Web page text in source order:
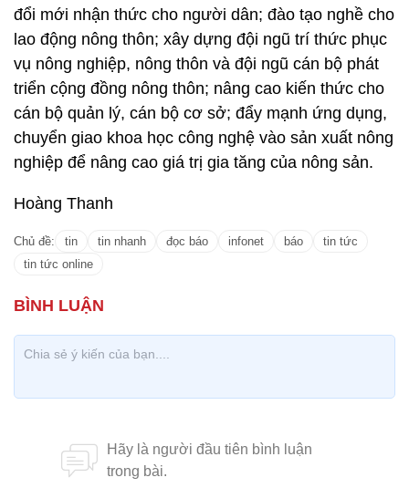
đổi mới nhận thức cho người dân; đào tạo nghề cho
lao động nông thôn; xây dựng đội ngũ trí thức phục
vụ nông nghiệp, nông thôn và đội ngũ cán bộ phát
triển cộng đồng nông thôn; nâng cao kiến thức cho
cán bộ quản lý, cán bộ cơ sở; đẩy mạnh ứng dụng,
chuyển giao khoa học công nghệ vào sản xuất nông
nghiệp để nâng cao giá trị gia tăng của nông sản.
Hoàng Thanh
Chủ đề: tin tin nhanh đọc báo infonet báo
tin tức
tin tức online